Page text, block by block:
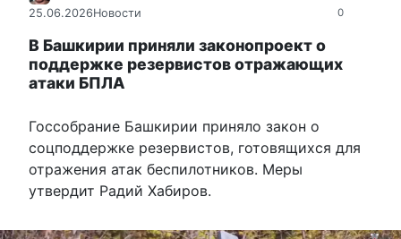
0
25.06.2026Новости
В Башкирии приняли законопроект о
поддержке резервистов отражающих
атаки БПЛА
Госсобрание Башкирии приняло закон о
соцподдержке резервистов, готовящихся для
отражения атак беспилотников. Меры
утвердит Радий Хабиров.